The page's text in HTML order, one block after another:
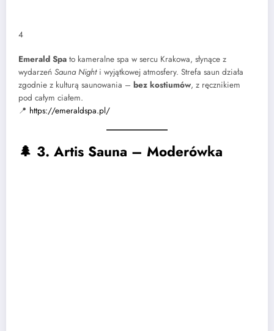
4
Emerald Spa to kameralne spa w sercu Krakowa, słynące z
wydarzeń Sauna Nighti wyjątkowej atmosfery. Strefa saun działa
zgodnie z kulturą saunowania – bez kostiumów, z ręcznikiem
pod całym ciałem.
📍 https://emeraldspa.pl/
🌲 3. Artis Sauna – Moderówka